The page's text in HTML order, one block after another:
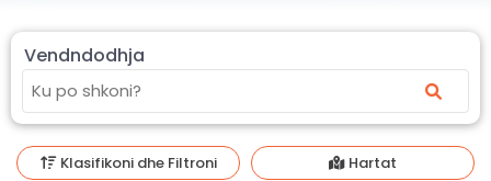
Vendndodhja
Klasifikoni dhe Filtroni Hartat